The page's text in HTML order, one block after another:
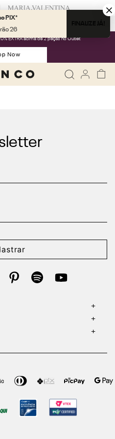
EXTRA acima de 2 peças no Outlet
Now
+
+
+
PIX*
26
FINALIZE JÁ!